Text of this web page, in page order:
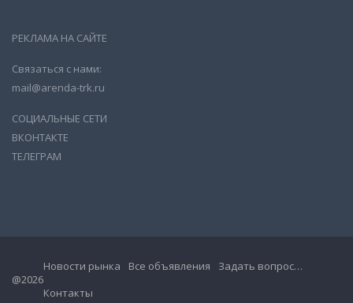
РЕКЛАМА НА САЙТЕ
Связаться с нами:
mail@arenda-trk.ru
СОЦИАЛЬНЫЕ СЕТИ
ВКОНТАКТЕ
ТЕЛЕГРАМ
@2026
Новости рынка Все объявления
Задать вопрос…
Контакты